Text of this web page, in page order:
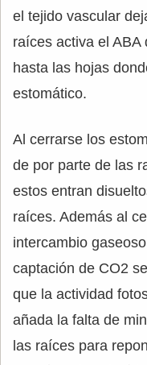
el tejido vascular
raíces activa el
hasta las hojas
estomático.
Al cerrarse los
de por parte de las
estos entran
raíces. Además al
intercambio
captación de CO2
que la actividad
añada la falta de
las raíces para